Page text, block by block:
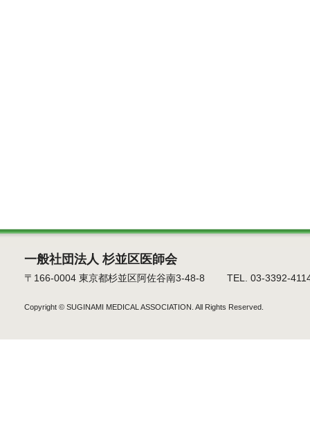
一般社団法人 杉並区医師会
〒166-0004 東京都杉並区阿佐谷南3-48-8 TEL. 03-3392-
Copyright © SUGINAMI MEDICAL ASSOCIATION. All Rights Reserved.